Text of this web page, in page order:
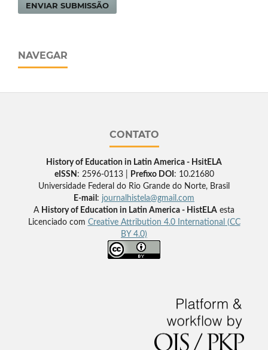
ENVIAR SUBMISSÃO
NAVEGAR
CONTATO
History of Education in Latin America - HsitELA
eISSN : 2596-0113 | Prefixo DOI : 10.21680
Universidade Federal do Rio Grande do Norte, Brasil
E-mail : journalhistela@gmail.com
A History of Education in Latin America - HistELA esta
Licenciado com Creative Attribution 4.0 International (CC
BY 4.0)